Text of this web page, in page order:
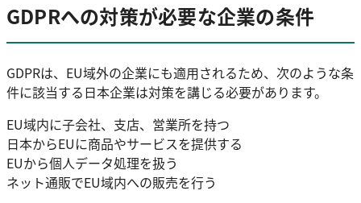
GDPRへの対策が必要な企業の条件
GDPRは、EU域外の企業にも適用されるため、次のような条
件に該当する日本企業は対策を講じる必要があります。
EU域内に子会社、支店、営業所を持つ
日本からEUに商品やサービスを提供する
EUから個人データ処理を扱う
ネット通販でEU域内への販売を行う